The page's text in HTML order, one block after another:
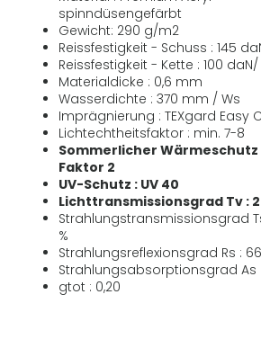
spinndüsengefärbt
Gewicht: 290 g/m2
Reissfestigkeit - Schuss : 145
Reissfestigkeit - Kette : 100
Materialdicke : 0,6 mm
Wasserdichte : 370 mm / Ws
Imprägnierung : TEXgard Easy
Lichtechtheitsfaktor : min. 7-8
Sommerlicher Wärmeschutz
Faktor 2
UV-Schutz : UV 40
Lichttransmissionsgrad Tv :
Strahlungstransmissionsgrad
%
Strahlungsreflexionsgrad Rs :
Strahlungsabsorptionsgrad As :
gtot : 0,20